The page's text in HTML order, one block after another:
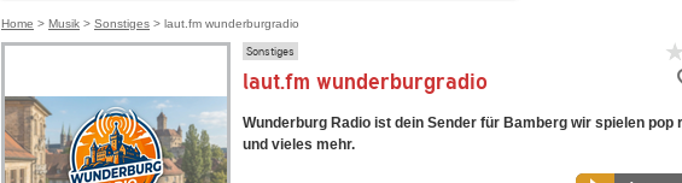
Home > Musik > Sonstiges > laut.fm wunderburgradio
Sonstiges
laut.fm wunderburgradio
Wunderburg Radio ist dein Sender für Bamberg wir spielen pop
und vieles mehr.